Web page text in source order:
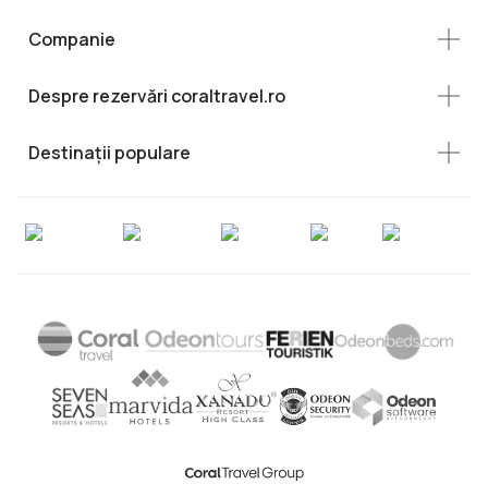
Companie
Despre rezervări coraltravel.ro
Destinații populare